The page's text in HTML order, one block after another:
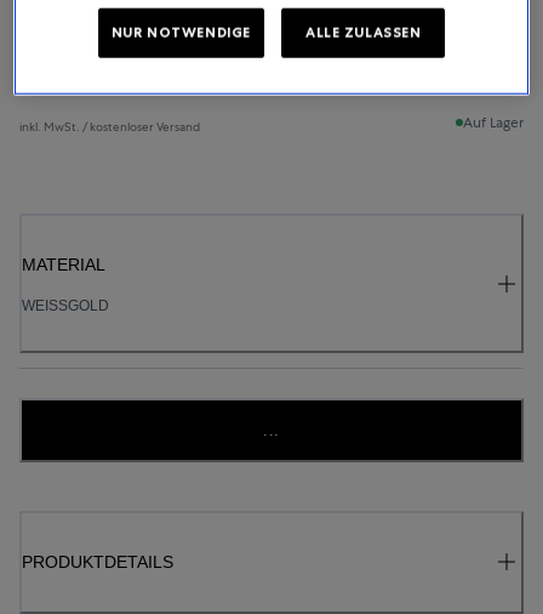
inkl. MwSt. / kostenloser Versand Auf Lager
MATERIAL
WEISSGOLD
...
PRODUKTDETAILS
NUR NOTWENDIGE ALLE ZULASSEN